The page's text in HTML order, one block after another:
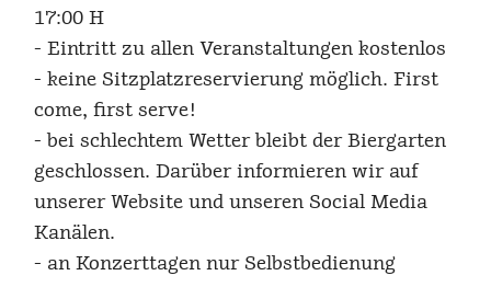
17:00 H
- Eintritt zu allen Veranstaltungen kostenlos
- keine Sitzplatzreservierung möglich. First
come, first serve!
- bei schlechtem Wetter bleibt der Biergarten
geschlossen. Darüber informieren wir auf
unserer Website und unseren Social Media
Kanälen.
- an Konzerttagen nur Selbstbedienung